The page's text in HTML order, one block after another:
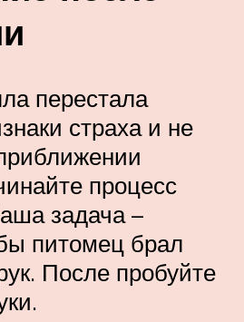
перестала
страха и не
процесс
задача –
питомец брал
После пробуйте